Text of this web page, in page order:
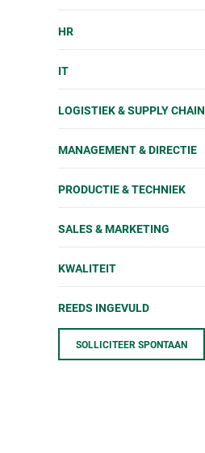
HR
IT
LOGISTIEK & SUPPLY CHAIN
MANAGEMENT & DIRECTIE
PRODUCTIE & TECHNIEK
SALES & MARKETING
KWALITEIT
REEDS INGEVULD
SOLLICITEER SPONTAAN